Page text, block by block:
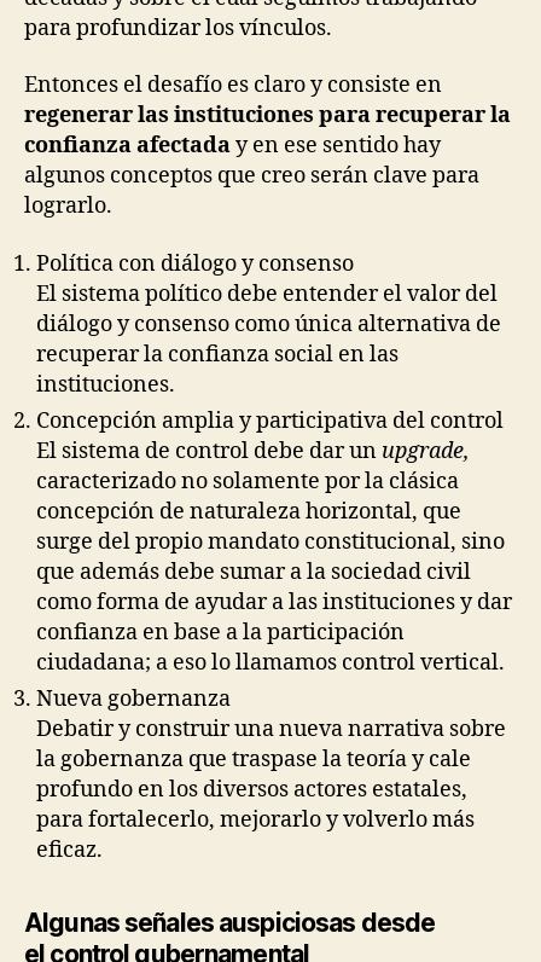
para profundizar los vínculos.
Entonces el desafío es claro y consiste en
regenerar las instituciones para recuperar la
confianza afectaday en ese sentido hay
algunos conceptos que creo serán clave para
lograrlo.
Política con diálogo y consenso
El sistema político debe entender el valor del
diálogo y consenso como única alternativa de
recuperar la confianza social en las
instituciones.
Concepción amplia y participativa del control
El sistema de control debe dar un upgrade,
caracterizado no solamente por la clásica
concepción de naturaleza horizontal, que
surge del propio mandato constitucional, sino
que además debe sumar a la sociedad civil
como forma de ayudar a las instituciones y dar
confianza en base a la participación
ciudadana; a eso lo llamamos control vertical.
Nueva gobernanza
Debatir y construir una nueva narrativa sobre
la gobernanza que traspase la teoría y cale
profundo en los diversos actores estatales,
para fortalecerlo, mejorarlo y volverlo más
eficaz.
Algunas señales auspiciosas desde
el control gubernamental